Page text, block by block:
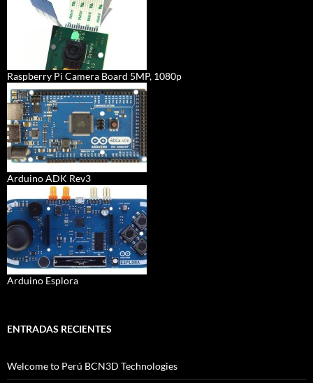
Raspberry Pi Camera Board 5MP, 1080p
Arduino ADK Rev3
Arduino Esplora
ENTRADAS RECIENTES
Welcome to Perú BCN3D Technologies